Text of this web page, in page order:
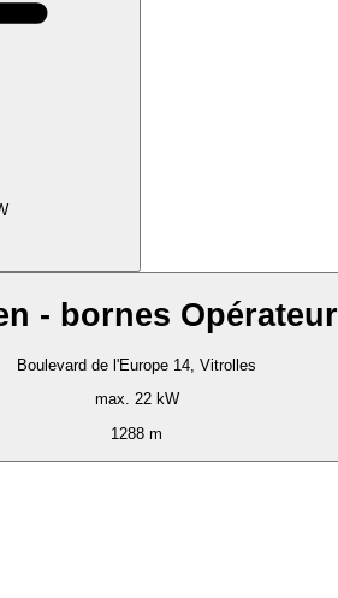
- bornes Opérateur
Boulevard de l'Europe 14, Vitrolles
max. 22 kW
1288 m